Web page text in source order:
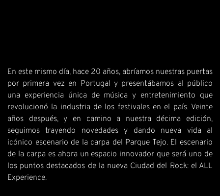
En este mismo día, hace 20 años, abríamos nuestras puertas
por primera vez en Portugal y presentábamos al público
una experiencia única de música y entretenimiento que
revolucionó la industria de los festivales en el país. Veinte
años después, y en camino a nuestra décima edición,
seguimos trayendo novedades y dando nueva vida al
icónico escenario de la carpa del Parque Tejo. El escenario
de la carpa es ahora un espacio innovador que será uno de
los puntos destacados de la nueva Ciudad del Rock: el ALL
Experience.